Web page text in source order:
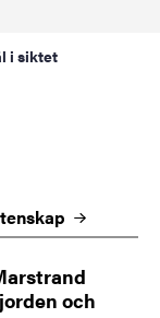
i siktet
och